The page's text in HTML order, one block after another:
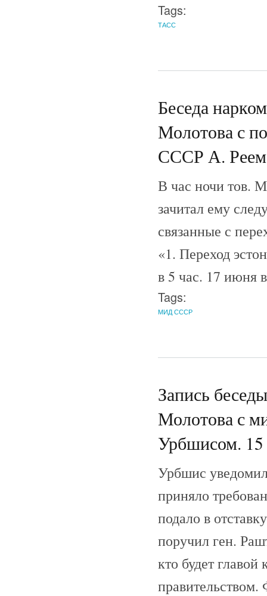
Tags:
ТАСС
Беседа
Молотова с
СССР А.
В час ночи тов.
зачитал ему
связанные с
«1. Переход
в 5 час. 17 июня
Tags:
МИД СССР
Запись
Молотова с
Урбшисом.
Урбшис
приняло
подало в
поручил ген.
кто будет